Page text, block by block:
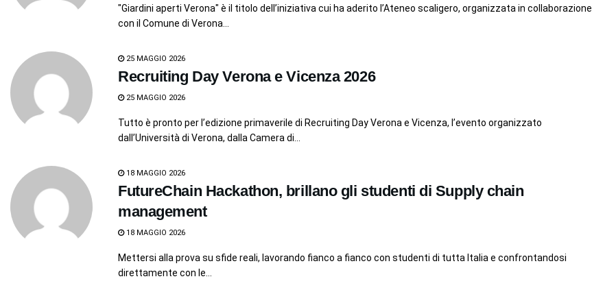
"Giardini aperti Verona" è il titolo dell’iniziativa cui ha aderito l’Ateneo scaligero, organizzata in collaborazione
con il Comune di Verona...
25 MAGGIO 2026
Recruiting Day Verona e Vicenza 2026
25 MAGGIO 2026
Tutto è pronto per l’edizione primaverile di Recruiting Day Verona e Vicenza, l’evento organizzato
dall’Università di Verona, dalla Camera di...
18 MAGGIO 2026
FutureChain Hackathon, brillano gli studenti di Supply chain
management
18 MAGGIO 2026
Mettersi alla prova su sfide reali, lavorando fianco a fianco con studenti di tutta Italia e confrontandosi
direttamente con le...